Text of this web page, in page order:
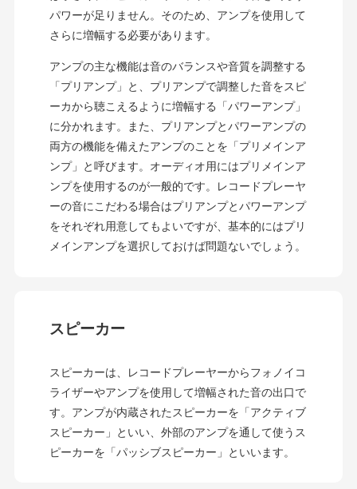
パワーが足りません。そのため、アンプを使用して
さらに増幅する必要があります。
アンプの主な機能は音のバランスや音質を調整する
「プリアンプ」と、プリアンプで調整した音をスピ
ーカから聴こえるように増幅する「パワーアンプ」
に分かれます。また、プリアンプとパワーアンプの
両方の機能を備えたアンプのことを「プリメインア
ンプ」と呼びます。オーディオ用にはプリメインア
ンプを使用するのが一般的です。レコードプレーヤ
ーの音にこだわる場合はプリアンプとパワーアンプ
をそれぞれ用意してもよいですが、基本的にはプリ
メインアンプを選択しておけば問題ないでしょう。
スピーカー
スピーカーは、レコードプレーヤーからフォノイコ
ライザーやアンプを使用して増幅された音の出口で
す。アンプが内蔵されたスピーカーを「アクティブ
スピーカー」といい、外部のアンプを通して使うス
ピーカーを「パッシブスピーカー」といいます。